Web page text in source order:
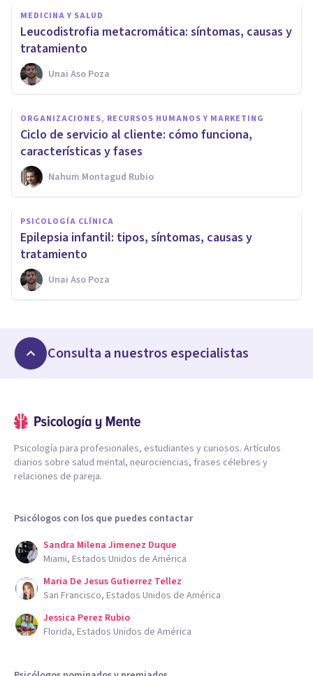
MEDICINA Y SALUD
Leucodistrofia metacromática: síntomas, causas y
tratamiento
Unai Aso Poza
ORGANIZACIONES, RECURSOS HUMANOS Y MARKETING
Ciclo de servicio al cliente: cómo funciona,
características y fases
Nahum Montagud Rubio
PSICOLOGÍA CLÍNICA
Epilepsia infantil: tipos, síntomas, causas y
tratamiento
Unai Aso Poza
Consulta a nuestros especialistas
Psicología para profesionales, estudiantes y curiosos. Artículos
diarios sobre salud mental, neurociencias, frases célebres y
relaciones de pareja.
Psicólogos con los que puedes contactar
Sandra Milena Jimenez Duque
Miami, Estados Unidos de América
Maria De Jesus Gutierrez Tellez
San Francisco, Estados Unidos de América
Jessica Perez Rubio
Florida, Estados Unidos de América